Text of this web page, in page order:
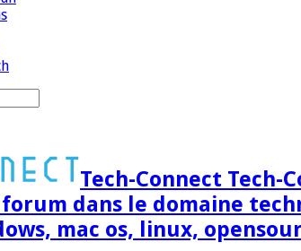
Tech-Connect
dans le domaine
mac os, linux,